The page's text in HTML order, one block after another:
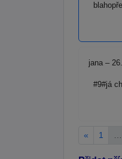
jana –
#9#já
« 1